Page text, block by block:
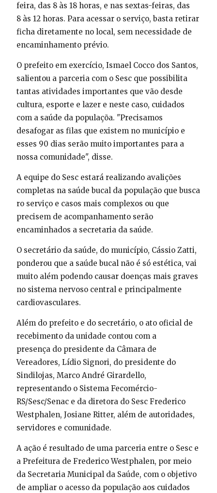
feira, das 8 às 18 horas, e nas sextas-feiras, das
8 às 12 horas. Para acessar o serviço, basta retirar
ficha diretamente no local, sem necessidade de
encaminhamento prévio.
O prefeito em exercício, Ismael Cocco dos Santos,
salientou a parceria com o Sesc que possibilita
tantas atividades importantes que vão desde
cultura, esporte e lazer e neste caso, cuidados
com a saúde da populaçõa. "Precisamos
desafogar as filas que existem no município e
esses 90 dias serão muito importantes para a
nossa comunidade", disse.
A equipe do Sesc estará realizando avalições
completas na saúde bucal da população que busca
ro serviço e casos mais complexos ou que
precisem de acompanhamento serão
encaminhados a secretaria da saúde.
O secretário da saúde, do município, Cássio Zatti,
ponderou que a saúde bucal não é só estética, vai
muito além podendo causar doenças mais graves
no sistema nervoso central e principalmente
cardiovasculares.
Além do prefeito e do secretário, o ato oficial de
recebimento da unidade contou com a
presença do presidente da Câmara de
Vereadores, Lídio Signori, do presidente do
Sindilojas, Marco André Girardello,
representando o Sistema Fecomércio-
RS/Sesc/Senac e da diretora do Sesc Frederico
Westphalen, Josiane Ritter, além de autoridades,
servidores e comunidade.
A ação é resultado de uma parceria entre o Sesc e
a Prefeitura de Frederico Westphalen, por meio
da Secretaria Municipal da Saúde, com o objetivo
de ampliar o acesso da população aos cuidados